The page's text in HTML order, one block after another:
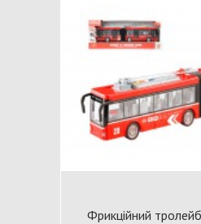
Фрикційний